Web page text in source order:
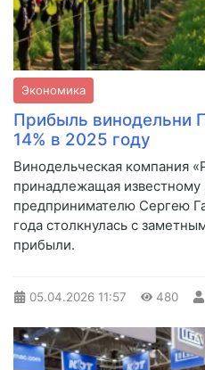
Экономика
Прибыль винодельни
14% в 2025 году
Винодельческая компания
принадлежащая известному
предпринимателю Сергею
года столкнулась с
прибыли.
05.04.2026 11:57 480